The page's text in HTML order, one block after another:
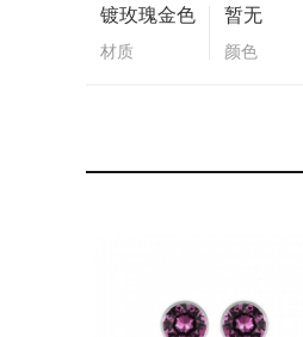
镀玫瑰金色
材质
暂无
颜色